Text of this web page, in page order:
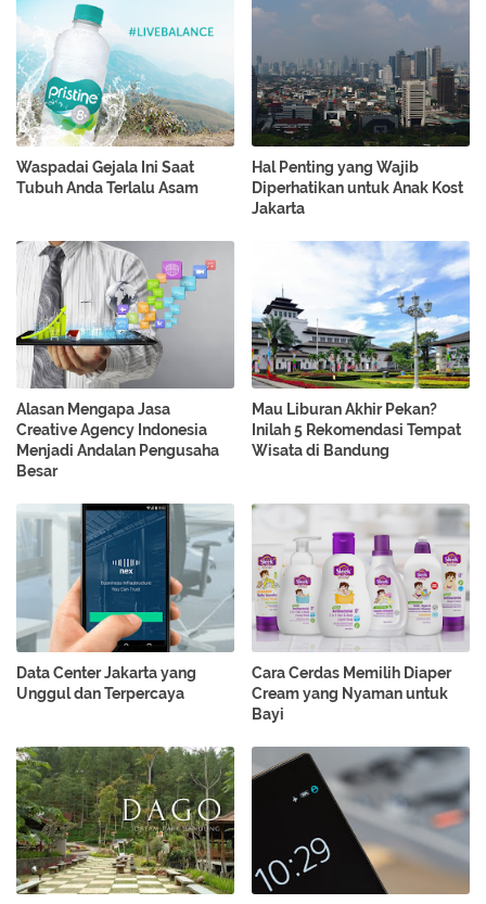
Waspadai Gejala Ini Saat
Tubuh Anda Terlalu Asam
Hal Penting yang Wajib
Diperhatikan untuk Anak Kost
Jakarta
Alasan Mengapa Jasa
Creative Agency Indonesia
Menjadi Andalan Pengusaha
Besar
Mau Liburan Akhir Pekan?
Inilah 5 Rekomendasi Tempat
Wisata di Bandung
Data Center Jakarta yang
Unggul dan Terpercaya
Cara Cerdas Memilih Diaper
Cream yang Nyaman untuk
Bayi